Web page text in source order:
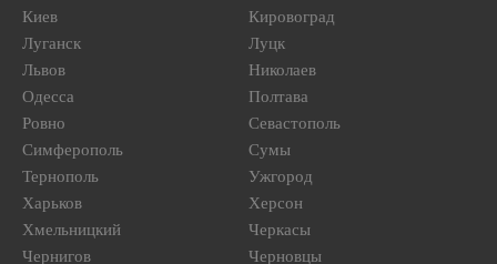
Киев
Кировоград
Луганск
Луцк
Львов
Николаев
Одесса
Полтава
Ровно
Севастополь
Симферополь
Сумы
Тернополь
Ужгород
Харьков
Херсон
Хмельницкий
Черкасы
Чернигов
Черновцы